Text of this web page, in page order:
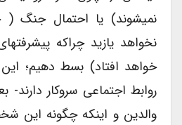
نمیشوند) یا احتمال جنگ
نخواهد یازید چراکه
خواهد افتاد) بسط دهیم؛ این
روابط اجتماعی سروکار دارند-
والدین و اینکه چگونه این